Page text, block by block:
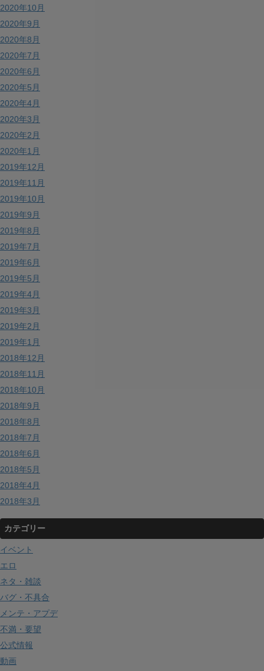
2020年10月
2020年9月
2020年8月
2020年7月
2020年6月
2020年5月
2020年4月
2020年3月
2020年2月
2020年1月
2019年12月
2019年11月
2019年10月
2019年9月
2019年8月
2019年7月
2019年6月
2019年5月
2019年4月
2019年3月
2019年2月
2019年1月
2018年12月
2018年11月
2018年10月
2018年9月
2018年8月
2018年7月
2018年6月
2018年5月
2018年4月
2018年3月
カテゴリー
イベント
エロ
ネタ・雑談
バグ・不具合
メンテ・アプデ
不満・要望
公式情報
動画